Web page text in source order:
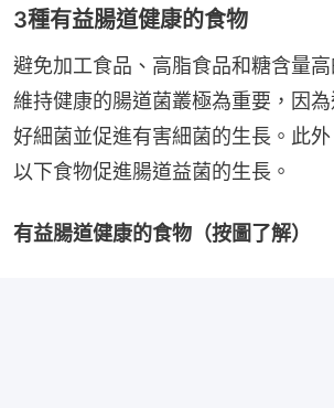
3種有益腸道健康的食物
避免加工食品、高脂食品和糖含量
維持健康的腸道菌叢極為重要，因
好細菌並促進有害細菌的生長。此
以下食物促進腸道益菌的生長。
有益腸道健康的食物（按圖了解）